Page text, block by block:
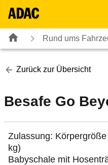
Rund ums
Zurück zur Übersicht
Besafe Go
Zulassung:
kg)
Babyschale mit